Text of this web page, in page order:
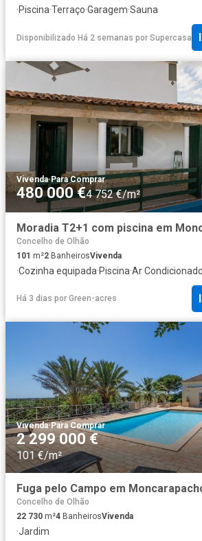
·Piscina·Terraço·Garagem·Sauna
Disponibilizado Há 2 semanas por Supercasa
Vivenda·Para Comprar
480 000 €4 752 €/m²
Concelho de Olhão
101 m²2 BanheirosVivenda
·Cozinha equipada·Piscina·Ar Condicionado
Há 3 dias por Green-acres
Vivenda·Para Comprar
2 299 000 €
101 €/m²
Concelho de Olhão
22 730 m²4 BanheirosVivenda
·Jardim